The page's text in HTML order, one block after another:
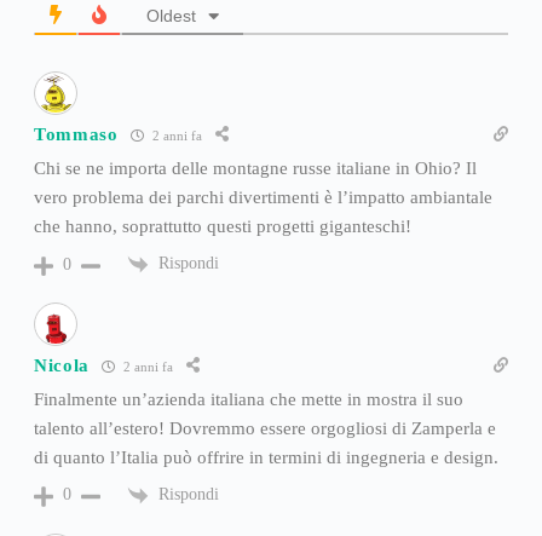
Oldest
Tommaso 2 anni fa
Chi se ne importa delle montagne russe italiane in Ohio? Il
vero problema dei parchi divertimenti è l’impatto ambiantale
che hanno, soprattutto questi progetti giganteschi!
0 Rispondi
Nicola 2 anni fa
Finalmente un’azienda italiana che mette in mostra il suo
talento all’estero! Dovremmo essere orgogliosi di Zamperla e
di quanto l’Italia può offrire in termini di ingegneria e design.
0 Rispondi